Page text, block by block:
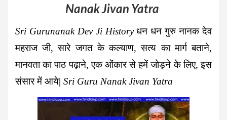
Nanak Jivan Yatra
Sri Gurunanak Dev Ji Historyधन धन गुरु नानक देव
महराज जी, सारे जगत के कल्याण, सत्य का मार्ग बताने,
मानवता का पाठ पढ़ाने, एक ओंकार से हमें जोड़ने के लिए, इस
संसार में आये| Sri Guru Nanak Jivan Yatra